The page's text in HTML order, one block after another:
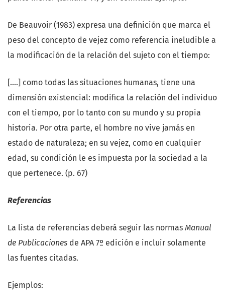
De Beauvoir (1983) expresa una definición que marca el
peso del concepto de vejez como referencia ineludible a
la modificación de la relación del sujeto con el tiempo:
[….] como todas las situaciones humanas, tiene una
dimensión existencial: modifica la relación del individuo
con el tiempo, por lo tanto con su mundo y su propia
historia. Por otra parte, el hombre no vive jamás en
estado de naturaleza; en su vejez, como en cualquier
edad, su condición le es impuesta por la sociedad a la
que pertenece. (p. 67)
Referencias
La lista de referencias deberá seguir las normas Manual
de Publicaciones de APA 7º edición e incluir solamente
las fuentes citadas.
Ejemplos: